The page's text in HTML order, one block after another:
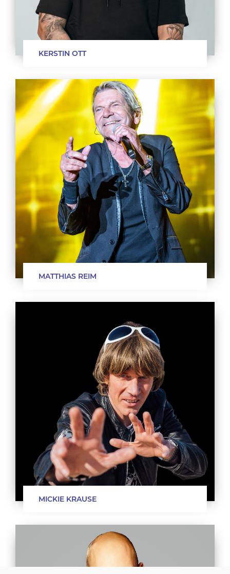
KERSTIN OTT
MATTHIAS REIM
MICKIE KRAUSE